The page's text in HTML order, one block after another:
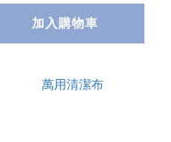
加入購物車